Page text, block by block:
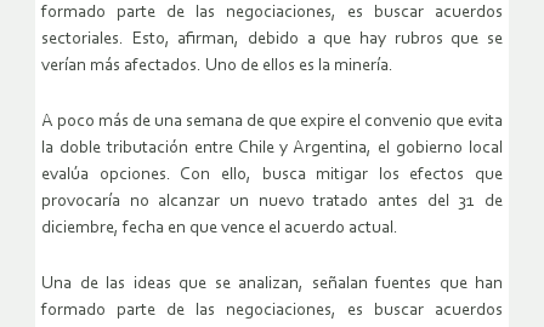
formado parte de las negociaciones, es buscar acuerdos
sectoriales. Esto, afirman, debido a que hay rubros que se
verían más afectados. Uno de ellos es la minería.
A poco más de una semana de que expire el convenio que evita
la doble tributación entre Chile y Argentina, el gobierno local
evalúa opciones. Con ello, busca mitigar los efectos que
provocaría no alcanzar un nuevo tratado antes del 31 de
diciembre, fecha en que vence el acuerdo actual.
Una de las ideas que se analizan, señalan fuentes que han
formado parte de las negociaciones, es buscar acuerdos